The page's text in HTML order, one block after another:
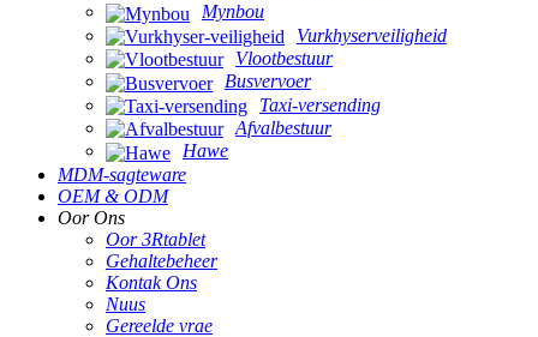
Mynbou
Vurkhyserveiligheid
Vlootbestuur
Busvervoer
Taxi-versending
Afvalbestuur
Hawe
MDM-sagteware
OEM & ODM
Oor Ons
Oor 3Rtablet
Gehaltebeheer
Kontak Ons
Nuus
Gereelde vrae